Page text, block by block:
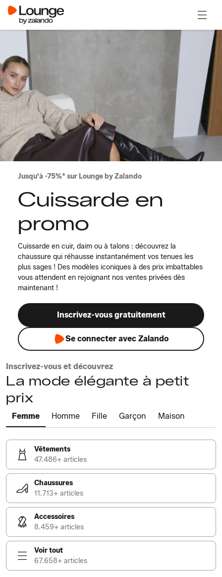
Jusqu'à -75%* sur Lounge by Zalando
Cuissarde en
promo
Cuissarde en cuir, daim ou à talons : découvrez la
chaussure qui réhausse instantanément vos tenues les
plus sages ! Des modèles iconiques à des prix imbattables
vous attendent en rejoignant nos ventes privées dès
maintenant !
Inscrivez-vous gratuitement
Se connecter avec Zalando
Inscrivez-vous et découvrez
La mode élégante à petit
prix
Femme Homme Fille Garçon Maison
Vêtements
47.486+ articles
Chaussures
11.713+ articles
Accessoires
8.459+ articles
Voir tout
67.658+ articles